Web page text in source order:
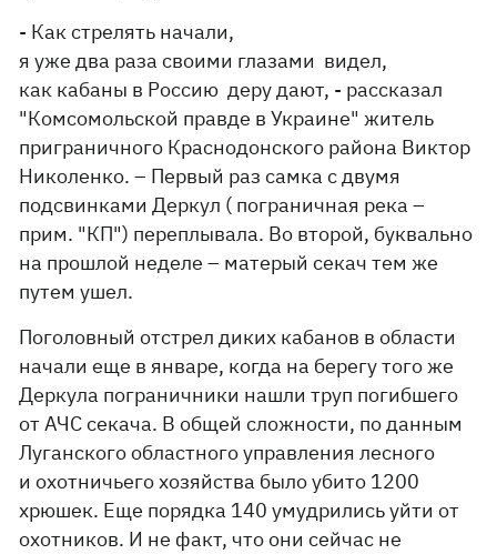
- Как стрелять начали,
я уже два раза своими глазами видел,
как кабаны в Россию деру дают, - рассказал
"Комсомольской правде в Украине" житель
приграничного Краснодонского района Виктор
Николенко. – Первый раз самка с двумя
подсвинками Деркул ( пограничная река –
прим. "КП") переплывала. Во второй, буквально
на прошлой неделе – матерый секач тем же
путем ушел.
Поголовный отстрел диких кабанов в области
начали еще в январе, когда на берегу того же
Деркула пограничники нашли труп погибшего
от АЧС секача. В общей сложности, по данным
Луганского областного управления лесного
и охотничьего хозяйства было убито 1200
хрюшек. Еще порядка 140 умудрились уйти от
охотников. И не факт, что они сейчас не